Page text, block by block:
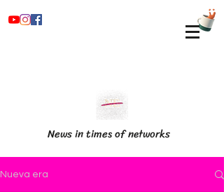
News in times of networks
Nueva era